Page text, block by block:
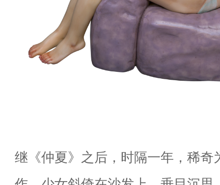
继《仲夏》之后，时隔一年，稀奇